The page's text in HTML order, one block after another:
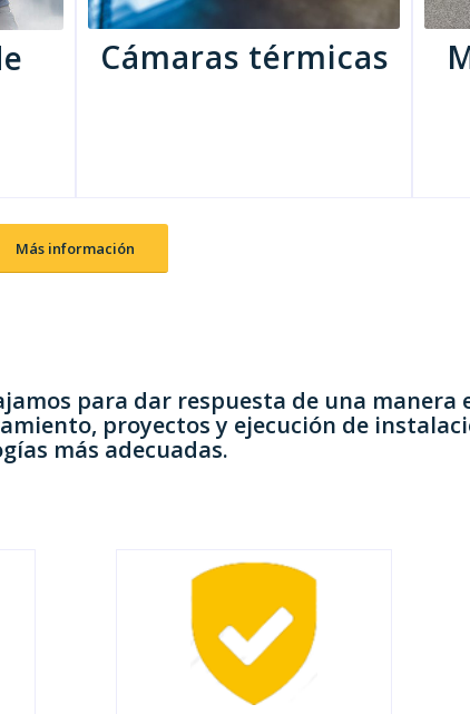
Cámaras térmicas
Más información
para dar respuesta de una manera
, proyectosy ejecución de
más adecuadas.